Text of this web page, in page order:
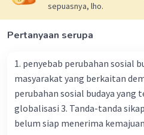
sepuasnya, lho.
Pertanyaan serupa
1. penyebab perubahan sosial
masyarakat yang berkaitan
perubahan sosial budaya yang
globalisasi 3. Tanda-tanda
belum siap menerima